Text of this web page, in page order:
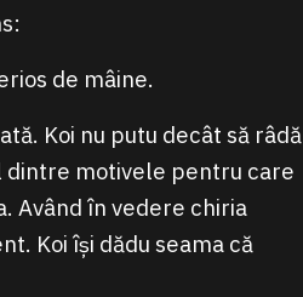
de mâine.
Koi nu putu decât să râdă
dintre motivele pentru care
Având în vedere chiria
Koi își dădu seama că